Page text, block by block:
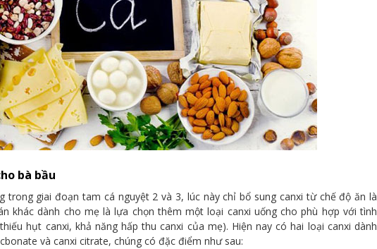
bà bầu
trong giai đoạn tam cá nguyệt 2 và 3, lúc này chỉ bổ sung canxi từ chế độ ăn là
khác dành cho mẹ là lựa chọn thêm một loại canxi uống cho phù hợp với tình
hụt canxi, khả năng hấp thu canxi của mẹ). Hiện nay có hai loại canxi dành
và canxi citrate, chúng có đặc điểm như sau: